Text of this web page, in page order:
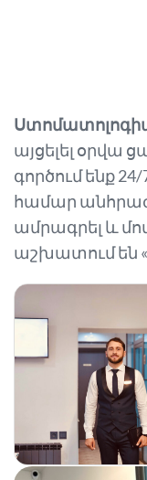
այցելել օրվա
գործում ենք
համար
ամրագրել և
աշխատում են